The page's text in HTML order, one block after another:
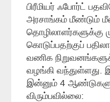
பிரீமியர் ஃபோர்ட்
அரசாங்கம் மீண்டும்
தொழிலாளர்களுக்கு
கொடுப்பதற்குப்
வணிக
வழங்கி வந்துள்ளது.
இன்னும் 4
விரும்பவில்லை: